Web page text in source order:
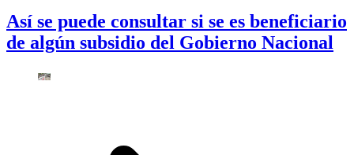
Así se puede consultar si se es beneficiario
de algún subsidio del Gobierno Nacional